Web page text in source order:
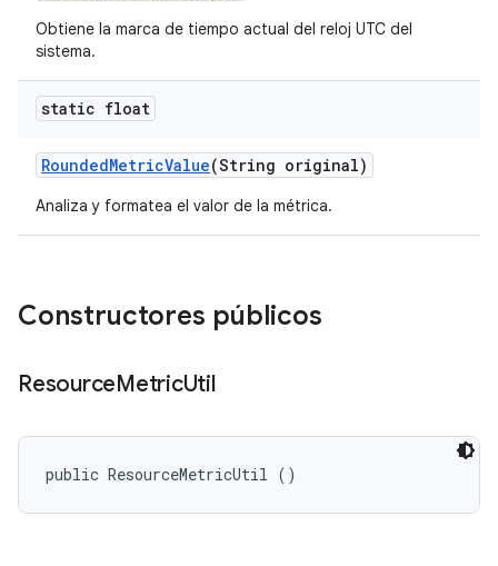
Obtiene la marca de tiempo actual del reloj UTC del
sistema.
static float
RoundedMetricValue(String original)
Analiza y formatea el valor de la métrica.
Constructores públicos
ResourceMetricUtil
public ResourceMetricUtil ()